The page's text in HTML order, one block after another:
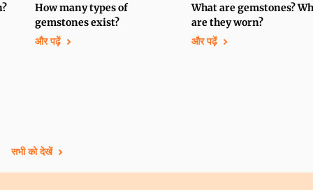
How many types of
gemstones exist?
और पढ़ें
What are gemstones?
are they worn?
और पढ़ें
सभी को देखें